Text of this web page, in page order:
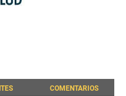
COMENTARIOS